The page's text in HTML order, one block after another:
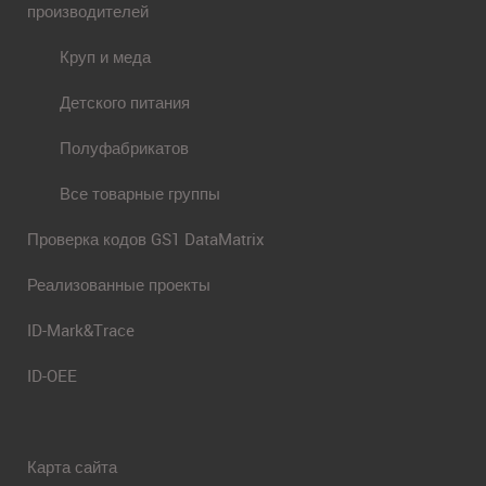
производителей
Круп и меда
Детского питания
Полуфабрикатов
Все товарные группы
Проверка кодов GS1 DataMatrix
Реализованные проекты
ID-Mark&Trace
ID-OEE
Карта сайта